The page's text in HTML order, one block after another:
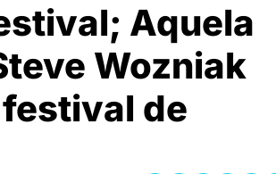
Aquela
Wozniak
de